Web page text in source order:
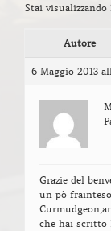
Stai
Autore
6 Maggio 2013
Grazie del
un pò
che hai scritto